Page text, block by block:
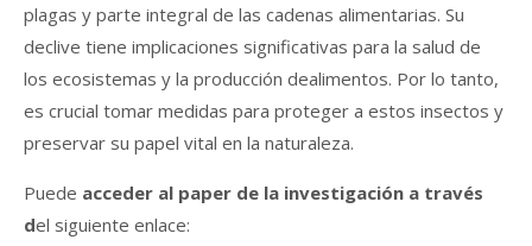
plagas y parte integral de las cadenas alimentarias. Su
declive tiene implicaciones significativas para la salud de
los ecosistemas y la producción dealimentos. Por lo tanto,
es crucial tomar medidas para proteger a estos insectos y
preservar su papel vital en la naturaleza.
Puede acceder al paper de la investigación a través
del siguiente enlace: